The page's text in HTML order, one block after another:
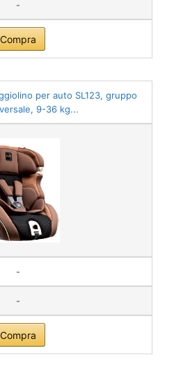
-
Compra
per auto SL123, gruppo
9-36 kg...
-
-
Compra